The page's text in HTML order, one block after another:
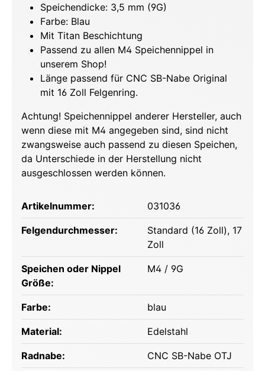
Speichendicke: 3,5 mm (9G)
Farbe: Blau
Mit Titan Beschichtung
Passend zu allen M4 Speichennippel in
unserem Shop!
Länge passend für CNC SB-Nabe Original
mit 16 Zoll Felgenring.
Achtung! Speichennippel anderer Hersteller, auch
wenn diese mit M4 angegeben sind, sind nicht
zwangsweise auch passend zu diesen Speichen,
da Unterschiede in der Herstellung nicht
ausgeschlossen werden können.
Artikelnummer: 031036
Felgendurchmesser: Standard (16 Zoll), 17
Zoll
Speichen oder Nippel
Größe:
M4 / 9G
Farbe: blau
Material: Edelstahl
Radnabe: CNC SB-Nabe OTJ